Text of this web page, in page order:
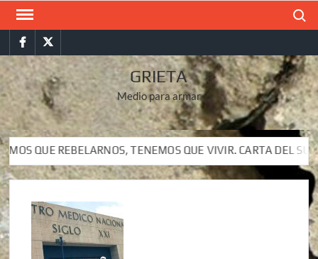
Saltar
contenidoFacebookTwitter
GRIETA
Medio para armar
TENEMOS QUE VIVIR. CARTA DEL
TENEMOS QUE VIVIR. CARTA DEL